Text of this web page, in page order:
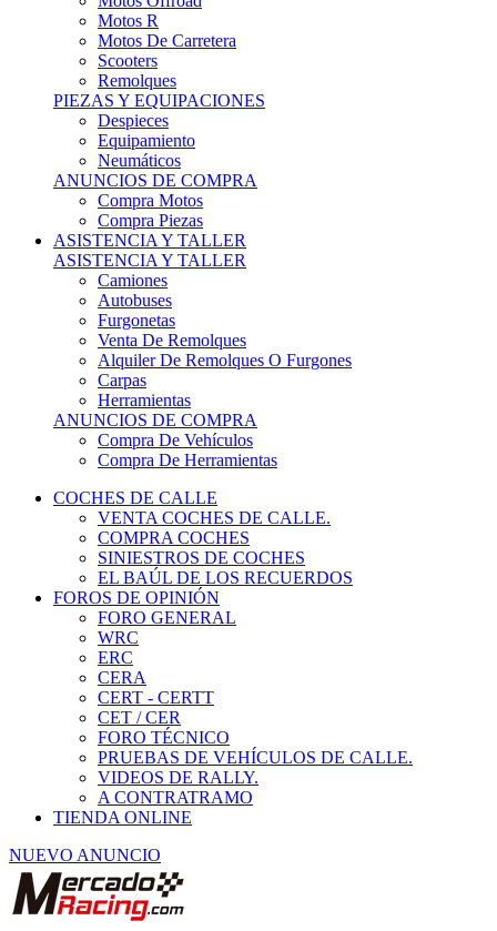
Motos R
Motos De Carretera
Scooters
Remolques
PIEZAS Y EQUIPACIONES
Despieces
Equipamiento
Neumáticos
ANUNCIOS DE COMPRA
Compra Motos
Compra Piezas
ASISTENCIA Y TALLER
ASISTENCIA Y TALLER
Camiones
Autobuses
Furgonetas
Venta De Remolques
Alquiler De Remolques O Furgones
Carpas
Herramientas
ANUNCIOS DE COMPRA
Compra De Vehículos
Compra De Herramientas
COCHES DE CALLE
VENTA COCHES DE CALLE.
COMPRA COCHES
SINIESTROS DE COCHES
EL BAÚL DE LOS RECUERDOS
FOROS DE OPINIÓN
FORO GENERAL
WRC
ERC
CERA
CERT - CERTT
CET / CER
FORO TÉCNICO
PRUEBAS DE VEHÍCULOS DE CALLE.
VIDEOS DE RALLY.
A CONTRATRAMO
TIENDA ONLINE
NUEVO ANUNCIO